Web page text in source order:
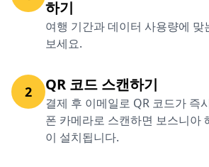
하기
여행 기간과 데이터 사용량에 맞
보세요.
2 QR 코드 스캔하기
결제 후 이메일로 QR 코드가 즉
폰 카메라로 스캔하면 보스니아
이 설치됩니다.